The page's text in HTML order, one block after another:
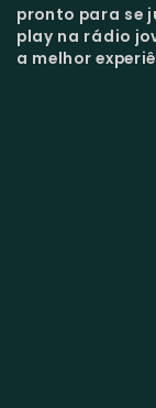
pronto para se
play na rádio
a melhor